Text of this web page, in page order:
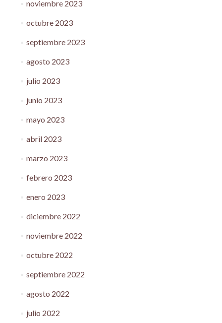
noviembre 2023
octubre 2023
septiembre 2023
agosto 2023
julio 2023
junio 2023
mayo 2023
abril 2023
marzo 2023
febrero 2023
enero 2023
diciembre 2022
noviembre 2022
octubre 2022
septiembre 2022
agosto 2022
julio 2022